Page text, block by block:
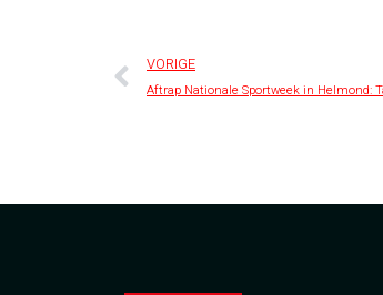
VORIGE
Aftrap Nationale Sportweek in Helmond: